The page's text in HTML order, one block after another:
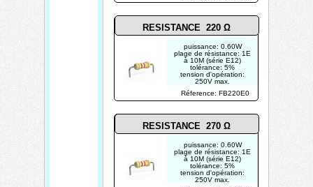
Réference: FB220E0
RESISTANCE 220 Ω
RESISTANCE 270 Ω
puissance: 0.60W
plage de résistance: 1E
à 10M (série E12)
tolérance: 5%
tension d'opération:
250V max.
puissance: 0.60W
plage de résistance: 1E
à 10M (série E12)
tolérance: 5%
tension d'opération:
250V max.